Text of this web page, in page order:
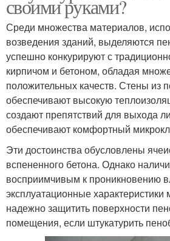
своими руками?
Среди множества материалов,
возведения зданий, выделяются
успешно конкурируют с
кирпичом и бетоном, обладая
положительных качеств. Стены из
обеспечивают высокую
создают препятствий для выхода
обеспечивают комфортный
Эти достоинства обусловлены
вспененного бетона. Однако
восприимчивым к проникновению
эксплуатационные
надежно защитить поверхности
помещения, если штукатурить